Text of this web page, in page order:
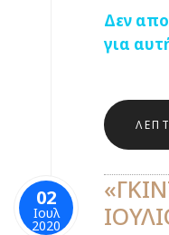
Δεν
για
02
Ιουλ
2020